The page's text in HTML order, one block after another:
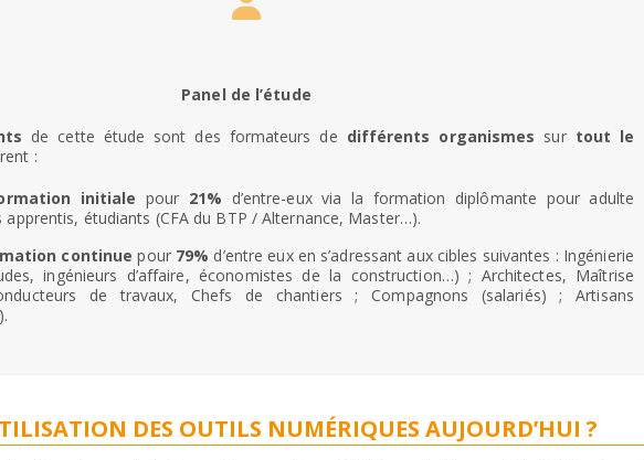
Panel de l’étude
de cette étude sont des formateurs de différents organismes sur tout le
:
initiale pour 21% d’entre-eux via la formation diplômante pour adulte
apprentis, étudiants (CFA du BTP / Alternance, Master…).
continue pour 79% d’entre eux en s’adressant aux cibles suivantes : Ingénierie
ingénieurs d’affaire, économistes de la construction…) ; Architectes, Maîtrise
de travaux, Chefs de chantiers ; Compagnons (salariés) ; Artisans
DES OUTILS NUMÉRIQUES AUJOURD’HUI ?